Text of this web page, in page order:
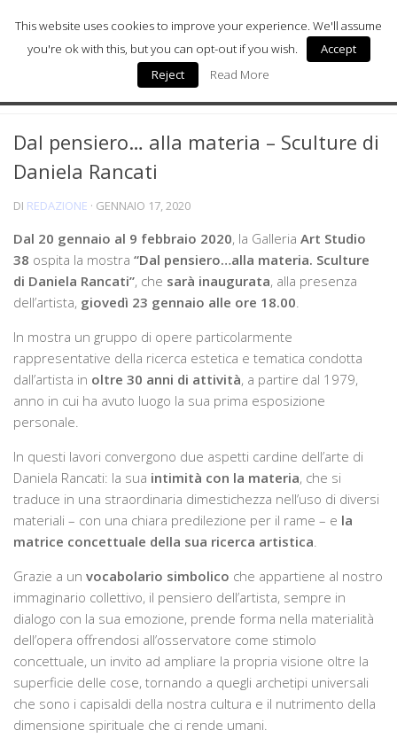
Milano Sostenibile
Milano Wellness
Milano Salute & Medicina
Digital Health
Chi siamo
Dal pensiero… alla materia – Sculture di
Daniela Rancati
DI REDAZIONE · GENNAIO 17, 2020
Dal 20 gennaio al 9 febbraio 2020, la Galleria Art Studio
38 ospita la mostra “Dal pensiero…alla materia. Sculture
di Daniela Rancati”, che sarà inaugurata, alla presenza
dell’artista, giovedì 23 gennaio alle ore 18.00.
In mostra un gruppo di opere particolarmente
rappresentative della ricerca estetica e tematica condotta
dall’artista in oltre 30 anni di attività, a partire dal 1979,
anno in cui ha avuto luogo la sua prima esposizione
personale.
In questi lavori convergono due aspetti cardine dell’arte di
Daniela Rancati: la sua intimità con la materia, che si
traduce in una straordinaria dimestichezza nell’uso di diversi
materiali – con una chiara predilezione per il rame – e la
matrice concettuale della sua ricerca artistica.
Grazie a un vocabolario simbolico che appartiene al nostro
immaginario collettivo, il pensiero dell’artista, sempre in
dialogo con la sua emozione, prende forma nella materialità
dell’opera offrendosi all’osservatore come stimolo
concettuale, un invito ad ampliare la propria visione oltre la
superficie delle cose, tornando a quegli archetipi universali
che sono i capisaldi della nostra cultura e il nutrimento della
dimensione spirituale che ci rende umani.
This website uses cookies to improve your experience. We'll assume
you're ok with this, but you can opt-out if you wish.
Accept
Reject
Read More